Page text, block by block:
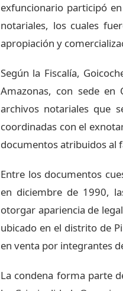
exfuncionario participó
notariales, los cuales
apropiación y
Según la Fiscalía,
Amazonas, con sede en
archivos notariales que
coordinadas con el
documentos atribuidos al
Entre los documentos
en diciembre de 1990,
otorgar apariencia de
ubicado en el distrito de
en venta por integrantes
La condena forma parte